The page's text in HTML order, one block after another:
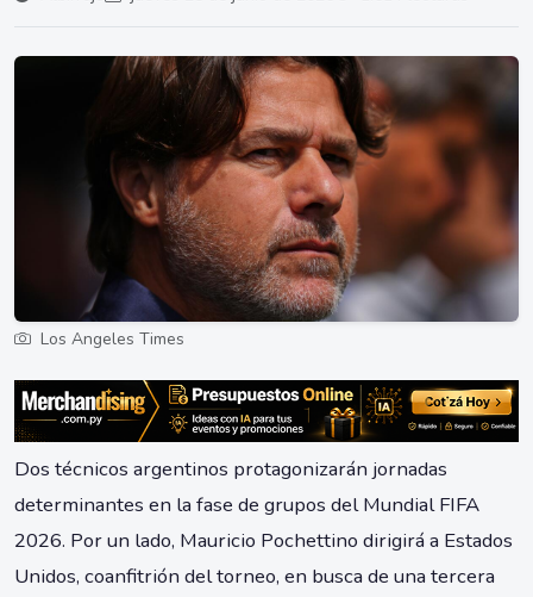
Los Angeles Times
Dos técnicos argentinos protagonizarán jornadas
determinantes en la fase de grupos del Mundial FIFA
2026. Por un lado, Mauricio Pochettino dirigirá a Estados
Unidos, coanfitrión del torneo, en busca de una tercera